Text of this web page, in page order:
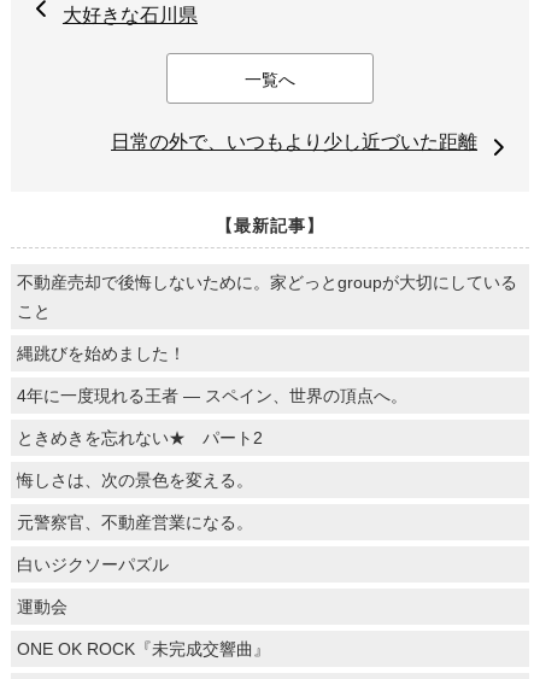
大好きな石川県
一覧へ
日常の外で、いつもより少し近づいた距離
【最新記事】
不動産売却で後悔しないために。家どっとgroupが大切にしている
こと
縄跳びを始めました！
4年に一度現れる王者 ― スペイン、世界の頂点へ。
ときめきを忘れない★ パート2
悔しさは、次の景色を変える。
元警察官、不動産営業になる。
白いジクソーパズル
運動会
ONE OK ROCK『未完成交響曲』